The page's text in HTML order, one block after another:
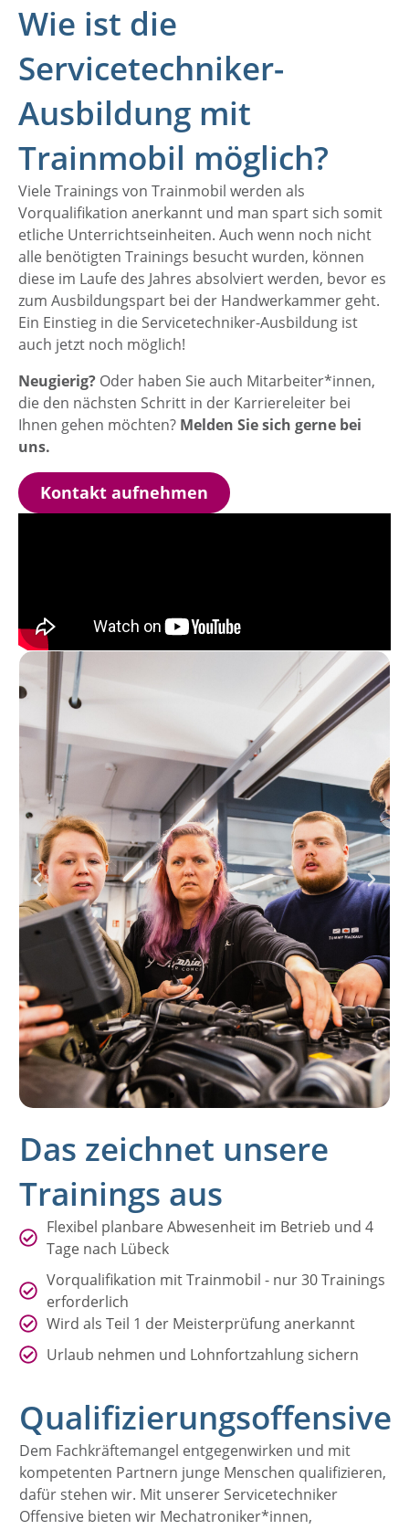
Wie ist die
Servicetechniker-
Ausbildung mit
Trainmobil möglich?
Viele Trainings von Trainmobil werden als
Vorqualifikation anerkannt und man spart sich somit
etliche Unterrichtseinheiten. Auch wenn noch nicht
alle benötigten Trainings besucht wurden, können
diese im Laufe des Jahres absolviert werden, bevor es
zum Ausbildungspart bei der Handwerkammer geht.
Ein Einstieg in die Servicetechniker-Ausbildung ist
auch jetzt noch möglich!
Neugierig? Oder haben Sie auch Mitarbeiter*innen,
die den nächsten Schritt in der Karriereleiter bei
Ihnen gehen möchten? Melden Sie sich gerne bei
uns.
Kontakt aufnehmen
Das zeichnet unsere
Trainings aus
Flexibel planbare Abwesenheit im Betrieb und 4
Tage nach Lübeck
Vorqualifikation mit Trainmobil - nur 30 Trainings
erforderlich
Wird als Teil 1 der Meisterprüfung anerkannt
Urlaub nehmen und Lohnfortzahlung sichern
Qualifizierungsoffensive
Dem Fachkräftemangel entgegenwirken und mit
kompetenten Partnern junge Menschen qualifizieren,
dafür stehen wir. Mit unserer Servicetechniker
Offensive bieten wir Mechatroniker*innen,